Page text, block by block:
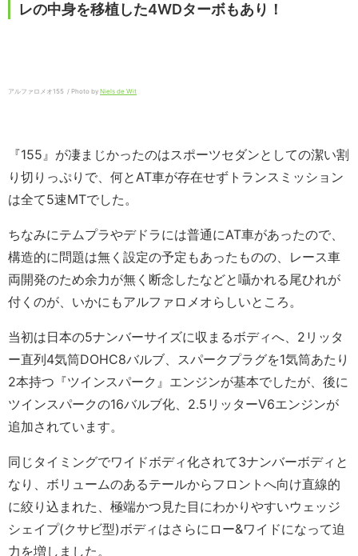
レの中身を移植した4WDターボもあり！
アルファロメオ155 / Photo by Niels de Wit
『155』が凄まじかったのはスポーツセダンとしての潔い割
り切りっぷりで、何とAT車が存在せずトランスミッション
は全て5速MTでした。
ちなみにテムプラやデドラには普通にAT車があったので、
構造的に問題は無く設定の予定もあったものの、レース車
両開発のため余力が無く断念したなどと囁かれる尾ひれが
付くのが、いかにもアルファロメオらしいところ。
当初は日本の5ナンバーサイズに収まるボディへ、2リッタ
ー直列4気筒DOHC8バルブ、スパークプラグを1気筒あたり
2本持つ『ツインスパーク』エンジンが基本でしたが、後に
ツインスパークの16バルブ化、2.5リッターV6エンジンが
追加されています。
同じタイミングでワイドボディ化されて3ナンバーボディと
なり、ボリュームのあるテールからフロントへ向け直線的
に絞り込まれた、極端かつ見た目にわかりやすいウェッジ
シェイプ(クサビ型)ボディはさらにロー&ワイドになって迫
力を増しました。